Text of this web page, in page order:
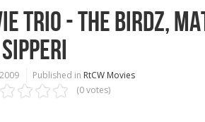
TRIO - THE BIRDZ,
Published in RtCW Movies
(0 votes)